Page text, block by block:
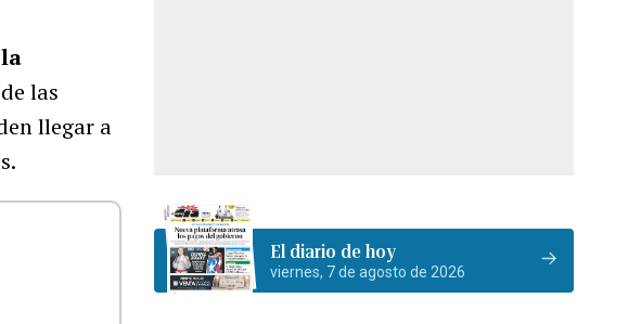
las
llegar a
El diario de hoy
viernes, 7 de agosto de 2026